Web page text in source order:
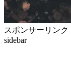
スポンサーリンク
sidebar